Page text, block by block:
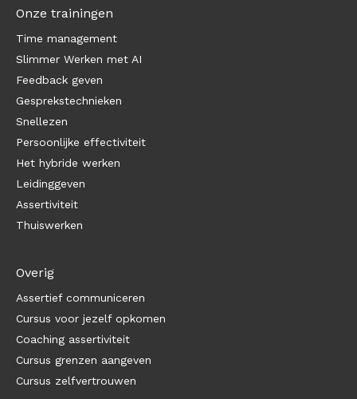
Onze trainingen
Time management
Slimmer Werken met AI
Feedback geven
Gesprekstechnieken
Snellezen
Persoonlijke effectiviteit
Het hybride werken
Leidinggeven
Assertiviteit
Thuiswerken
Overig
Assertief communiceren
Cursus voor jezelf opkomen
Coaching assertiviteit
Cursus grenzen aangeven
Cursus zelfvertrouwen